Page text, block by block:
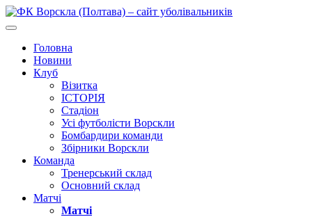
Головна
Новини
Клуб
Візитка
ІСТОРІЯ
Стадіон
Усі футболісти Ворскли
Бомбардири команди
Збірники Ворскли
Команда
Тренерський склад
Основний склад
Матчі
Матчі